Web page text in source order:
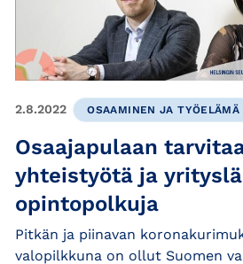
2.8.2022 OSAAMINEN JA TYÖELÄMÄ
Osaajapulaan
yhteistyötä ja
opintopolkuja
Pitkän ja piinavan
valopilkkuna on ollut Suomen